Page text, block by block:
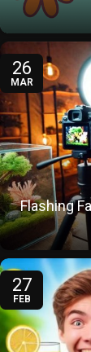
26
MAR
Flashing
27
FEB